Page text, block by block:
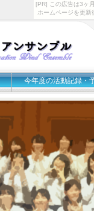
[PR] この広告は3ヶ
ホームページを更
今年度の活動記録・